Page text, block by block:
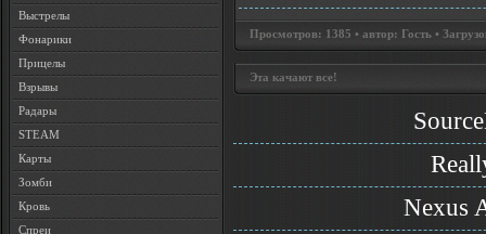
Выстрелы
Фонарики
Прицелы
Взрывы
Радары
STEAM
Карты
Зомби
Кровь
Спреи
Просмотров: 1385 • автор: Гость •
Эта качают все!
Nexus